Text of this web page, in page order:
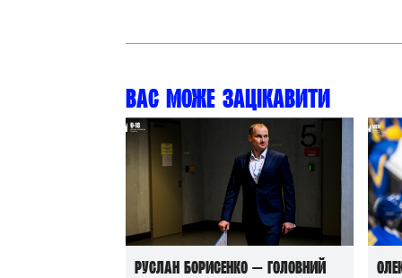
Вас може зацікавити
Руслан Борисенко — головний